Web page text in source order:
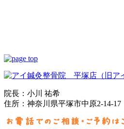
院長：小川 祐希
住所：神奈川県平塚市中原2-14-17